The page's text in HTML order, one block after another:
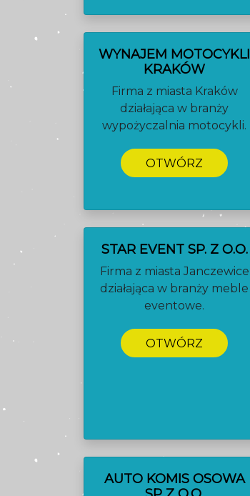
WYNAJEM MOTOCYKLI
KRAKÓW
Firma z miasta Kraków
działająca w branży
wypożyczalnia motocykli.
OTWÓRZ
STAR EVENT SP. Z O.O.
Firma z miasta Janczewice
działająca w branży meble
eventowe.
OTWÓRZ
AUTO KOMIS OSOWA